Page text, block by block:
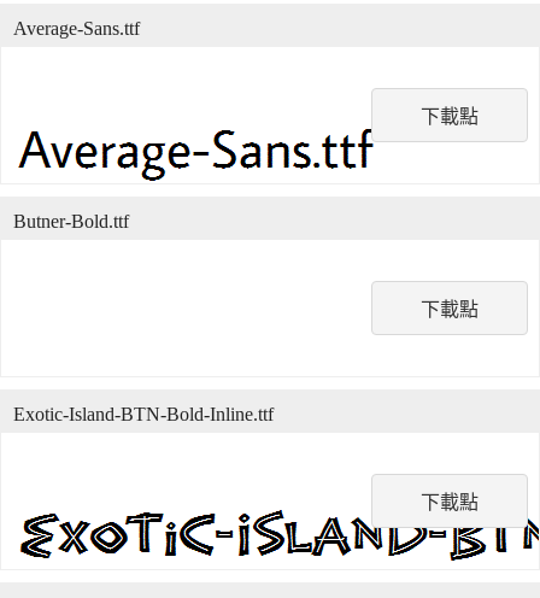
下載點
Average-Sans.ttf
下載點
Butner-Bold.ttf
下載點
Exotic-Island-BTN-Bold-Inline.ttf